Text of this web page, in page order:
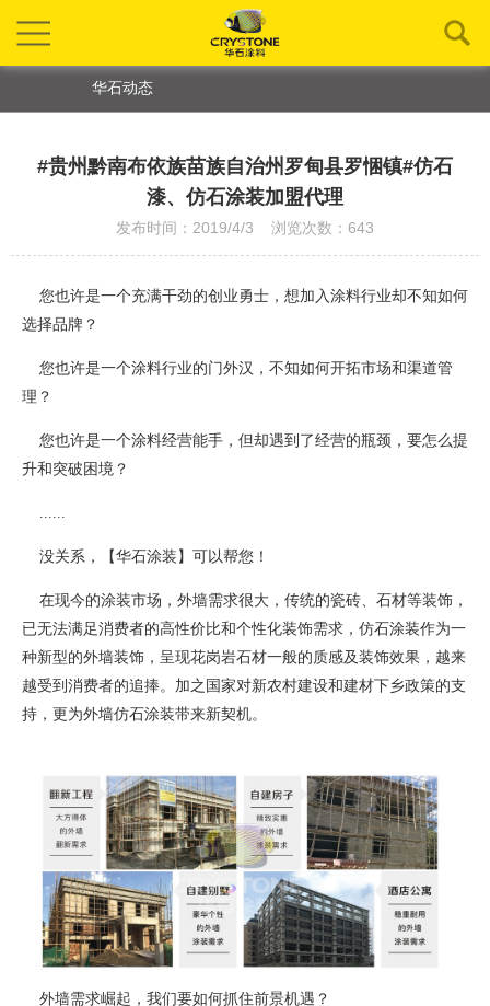
华石动态
#贵州黔南布依族苗族自治州罗甸县罗悃镇#仿石
漆、仿石涂装加盟代理
发布时间：2019/4/3 浏览次数：643
您也许是一个充满干劲的创业勇士，想加入涂料行业却不知如何
选择品牌？
您也许是一个涂料行业的门外汉，不知如何开拓市场和渠道管
理？
您也许是一个涂料经营能手，但却遇到了经营的瓶颈，要怎么提
升和突破困境？
......
没关系，【华石涂装】可以帮您！
在现今的涂装市场，外墙需求很大，传统的瓷砖、石材等装饰，
已无法满足消费者的高性价比和个性化装饰需求，仿石涂装作为一
种新型的外墙装饰，呈现花岗岩石材一般的质感及装饰效果，越来
越受到消费者的追捧。加之国家对新农村建设和建材下乡政策的支
持，更为外墙仿石涂装带来新契机。
外墙需求崛起，我们要如何抓住前景机遇？